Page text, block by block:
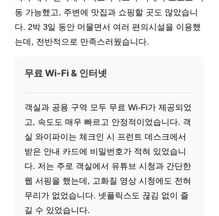
동 가능했고, 주변에 맛집과 쇼핑할 곳도 많았습니
다. 2박 3일 동안 머물면서 여러 편의시설을 이용했
는데, 전반적으로 만족스러웠습니다.
무료 Wi-Fi & 인터넷
객실과 공용 구역 모두 무료 Wi-Fi가 제공되었
고, 속도도 매우 빠르고 안정적이었습니다. 객
실 와이파이는 체크인 시 프런트 데스크에서
받은 안내 카드에 비밀번호가 적혀 있었습니
다. 저는 주로 객실에서 유튜브 시청과 간단한
웹 서핑을 했는데, 고화질 영상 시청에도 전혀
무리가 없었습니다. 넷플릭스도 끊김 없이 즐
길 수 있었습니다.